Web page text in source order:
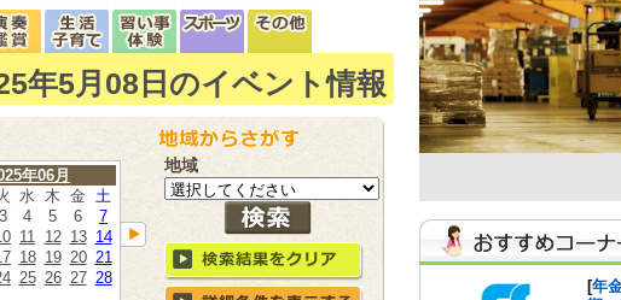
年5月08日のイベント情報
年06月
水 木 金 土
4 5 6
7
11 12 13 14
18 19 20 21
25 26 27 28
地域